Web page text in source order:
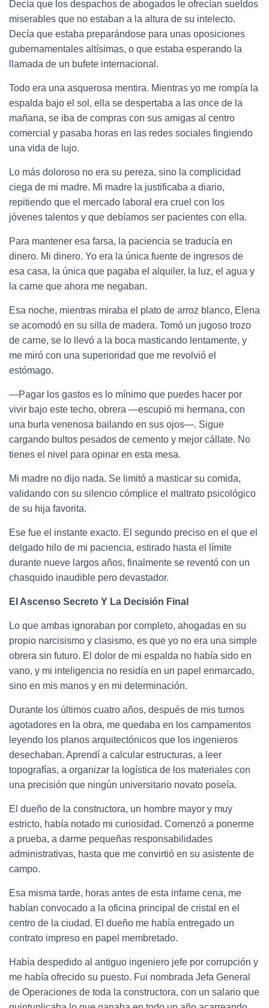
Decía que los despachos de abogados le ofrecían sueldos
miserables que no estaban a la altura de su intelecto.
Decía que estaba preparándose para unas oposiciones
gubernamentales altísimas, o que estaba esperando la
llamada de un bufete internacional.
Todo era una asquerosa mentira. Mientras yo me rompía la
espalda bajo el sol, ella se despertaba a las once de la
mañana, se iba de compras con sus amigas al centro
comercial y pasaba horas en las redes sociales fingiendo
una vida de lujo.
Lo más doloroso no era su pereza, sino la complicidad
ciega de mi madre. Mi madre la justificaba a diario,
repitiendo que el mercado laboral era cruel con los
jóvenes talentos y que debíamos ser pacientes con ella.
Para mantener esa farsa, la paciencia se traducía en
dinero. Mi dinero. Yo era la única fuente de ingresos de
esa casa, la única que pagaba el alquiler, la luz, el agua y
la carne que ahora me negaban.
Esa noche, mientras miraba el plato de arroz blanco, Elena
se acomodó en su silla de madera. Tomó un jugoso trozo
de carne, se lo llevó a la boca masticando lentamente, y
me miró con una superioridad que me revolvió el
estómago.
—Pagar los gastos es lo mínimo que puedes hacer por
vivir bajo este techo, obrera —escupió mi hermana, con
una burla venenosa bailando en sus ojos—. Sigue
cargando bultos pesados de cemento y mejor cállate. No
tienes el nivel para opinar en esta mesa.
Mi madre no dijo nada. Se limitó a masticar su comida,
validando con su silencio cómplice el maltrato psicológico
de su hija favorita.
Ese fue el instante exacto. El segundo preciso en el que el
delgado hilo de mi paciencia, estirado hasta el límite
durante nueve largos años, finalmente se reventó con un
chasquido inaudible pero devastador.
El Ascenso Secreto Y La Decisión Final
Lo que ambas ignoraban por completo, ahogadas en su
propio narcisismo y clasismo, es que yo no era una simple
obrera sin futuro. El dolor de mi espalda no había sido en
vano, y mi inteligencia no residía en un papel enmarcado,
sino en mis manos y en mi determinación.
Durante los últimos cuatro años, después de mis turnos
agotadores en la obra, me quedaba en los campamentos
leyendo los planos arquitectónicos que los ingenieros
desechaban. Aprendí a calcular estructuras, a leer
topografías, a organizar la logística de los materiales con
una precisión que ningún universitario novato poseía.
El dueño de la constructora, un hombre mayor y muy
estricto, había notado mi curiosidad. Comenzó a ponerme
a prueba, a darme pequeñas responsabilidades
administrativas, hasta que me convirtió en su asistente de
campo.
Esa misma tarde, horas antes de esta infame cena, me
habían convocado a la oficina principal de cristal en el
centro de la ciudad. El dueño me había entregado un
contrato impreso en papel membretado.
Había despedido al antiguo ingeniero jefe por corrupción y
me había ofrecido su puesto. Fui nombrada Jefa General
de Operaciones de toda la constructora, con un salario que